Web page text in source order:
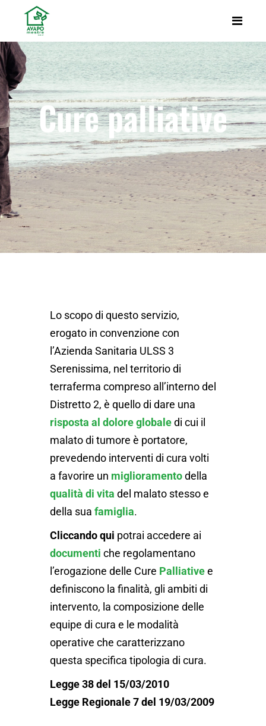
Cure palliative
Lo scopo di questo servizio,
erogato in convenzione con
l’Azienda Sanitaria ULSS 3
Serenissima, nel territorio di
terraferma compreso all’interno del
Distretto 2, è quello di dare una
risposta al dolore globaledi cui il
malato di tumore è portatore,
prevedendo interventi di cura volti
a favorire un miglioramentodella
qualità di vita del malato stesso e
della sua famiglia.
Cliccando qui potrai accedere ai
documenti che regolamentano
l’erogazione delle Cure Palliativee
definiscono la finalità, gli ambiti di
intervento, la composizione delle
equipe di cura e le modalità
operative che caratterizzano
questa specifica tipologia di cura.
Legge 38 del 15/03/2010
Legge Regionale 7 del 19/03/2009